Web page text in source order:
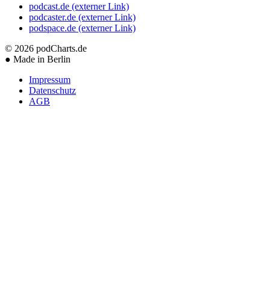
podcast.de (externer Link)
podcaster.de (externer Link)
podspace.de (externer Link)
© 2026 podCharts.de
● Made in Berlin
Impressum
Datenschutz
AGB